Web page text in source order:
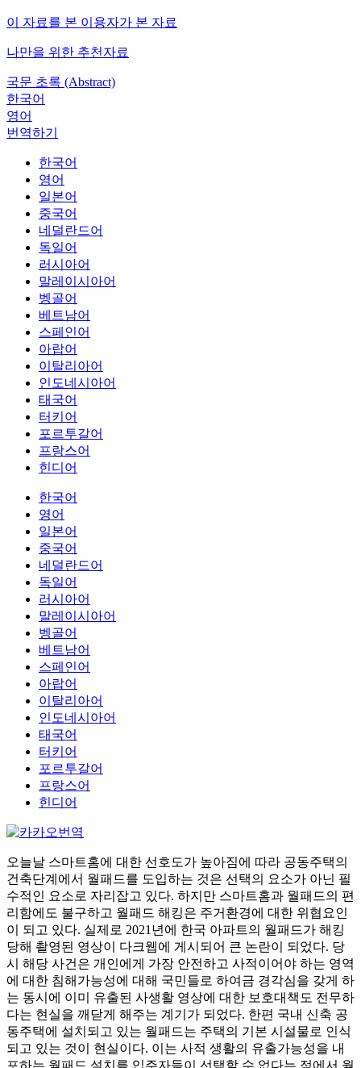
이 자료를 본 이용자가 본 자료
나만을 위한 추천자료
국문 초록 (Abstract)
한국어
영어
번역하기
한국어
영어
일본어
중국어
네덜란드어
독일어
러시아어
말레이시아어
벵골어
베트남어
스페인어
아랍어
이탈리아어
인도네시아어
태국어
터키어
포르투갈어
프랑스어
힌디어
한국어
영어
일본어
중국어
네덜란드어
독일어
러시아어
말레이시아어
벵골어
베트남어
스페인어
아랍어
이탈리아어
인도네시아어
태국어
터키어
포르투갈어
프랑스어
힌디어
오늘날 스마트홈에 대한 선호도가 높아짐에 따라 공동주택의
건축단계에서 월패드를 도입하는 것은 선택의 요소가 아닌 필
수적인 요소로 자리잡고 있다. 하지만 스마트홈과 월패드의 편
리함에도 불구하고 월패드 해킹은 주거환경에 대한 위협요인
이 되고 있다. 실제로 2021년에 한국 아파트의 월패드가 해킹
당해 촬영된 영상이 다크웹에 게시되어 큰 논란이 되었다. 당
시 해당 사건은 개인에게 가장 안전하고 사적이어야 하는 영역
에 대한 침해가능성에 대해 국민들로 하여금 경각심을 갖게 하
는 동시에 이미 유출된 사생활 영상에 대한 보호대책도 전무하
다는 현실을 깨닫게 해주는 계기가 되었다. 한편 국내 신축 공
동주택에 설치되고 있는 월패드는 주택의 기본 시설물로 인식
되고 있는 것이 현실이다. 이는 사적 생활의 유출가능성을 내
포하는 월패드 설치를 입주자들이 선택할 수 없다는 점에서 월